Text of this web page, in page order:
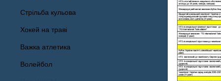
Стрільба кульова
Хокей на траві
Важка атлетика
Волейбол